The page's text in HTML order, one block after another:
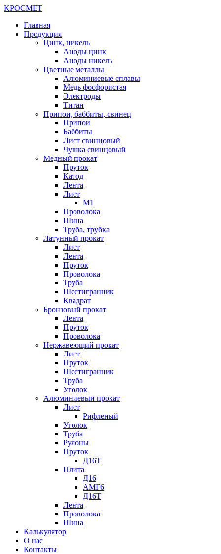
KРОСМЕТ
Главная
Продукция
Цинк, никель
Аноды цинк
Аноды никель
Цветные металлы
Алюминиевые сплавы
Медь фосфористая
Электроды
Титан
Припои, баббиты, свинец
Припои
Баббиты
Лист свинцовый
Чушка свинцовый
Медный прокат
Пруток
Катод
Лента
Лист
М1
Проволока
Шина
Труба, трубка
Латунный прокат
Лист
Лента
Пруток
Проволока
Труба
Шестигранник
Квадрат
Бронзовый прокат
Лента
Пруток
Проволока
Нержавеющий прокат
Лист
Пруток
Шестигранник
Труба
Уголок
Алюминиевый прокат
Лист
Рифленый
Уголок
Труба
Рулоны
Пруток
Д16Т
Плита
Д16
АМГ6
Д16Т
Лента
Проволока
Шина
Калькулятор
О нас
Контакты